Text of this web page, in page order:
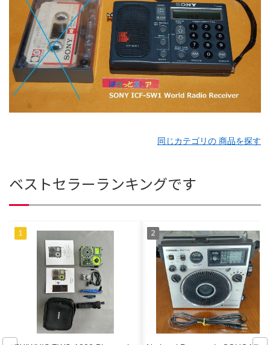
同じカテゴリの 商品を探す
ベストセラーランキングです